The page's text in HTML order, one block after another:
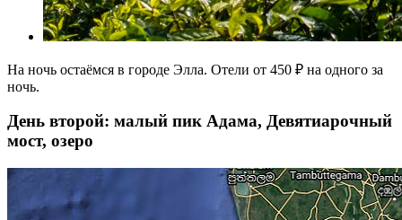
На ночь остаёмся в городе Элла. Отели от 450 ₽ на одного за
ночь.
День второй: малый пик Адама, Девятиарочный
мост, озеро